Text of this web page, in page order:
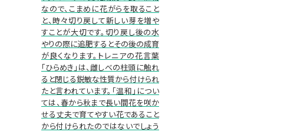
なので、こまめに花がらを取ること
と、時々切り戻して新しい芽を増や
すことが大切です。切り戻し後の水
やりの際に追肥するとその後の成育
が良くなります。トレニアの花言葉
「ひらめき」は、雌しべの柱頭に触れ
ると閉じる鋭敏な性質から付けられ
たと言われています。「温和」につい
ては、春から秋まで長い間花を咲か
せる丈夫で育てやすい花であること
から付けられたのではないでしょう